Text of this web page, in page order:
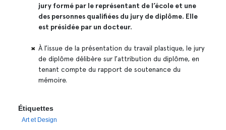
jury formé par le représentant de l’école et une
des personnes qualifiées du jury de diplôme. Elle
est présidée par un docteur.
À l’issue de la présentation du travail plastique, le jury
de diplôme délibère sur l’attribution du diplôme, en
tenant compte du rapport de soutenance du
mémoire.
Étiquettes
Art et Design